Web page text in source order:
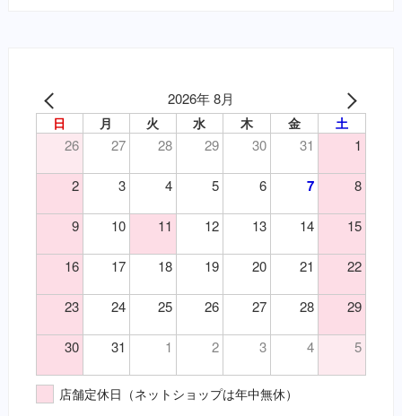
2026年 8月
日 月 火 水 木 金 土
26 27 28 29 30 31 1
2 3 4 5 6 7 8
9 10 11 12 13 14 15
16 17 18 19 20 21 22
23 24 25 26 27 28 29
30 31 1 2 3 4 5
店舗定休日（ネットショップは年中無休）